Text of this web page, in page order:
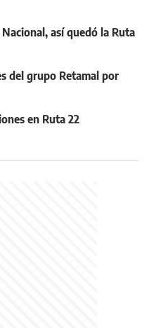
así quedó la Ruta
del grupo Retamal por
en Ruta 22